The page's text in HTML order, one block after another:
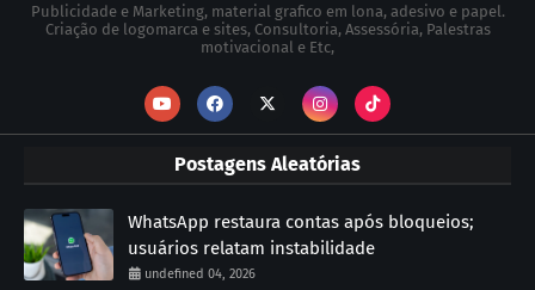
Publicidade e Marketing, material grafico em lona, adesivo e papel.
Criação de logomarca e sites, Consultoria, Assessória, Palestras
motivacional e Etc,
Postagens Aleatórias
WhatsApp restaura contas após bloqueios;
usuários relatam instabilidade
undefined 04, 2026